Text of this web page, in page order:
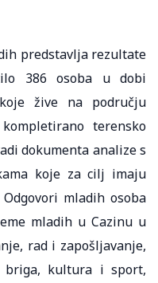
predstavlja rezultate
386 osoba u dobi
žive na području
terensko
dokumenta analize s
koje za cilj imaju
mladih osoba
mladih u Cazinu u
rad i zapošljavanje,
briga, kultura i sport,